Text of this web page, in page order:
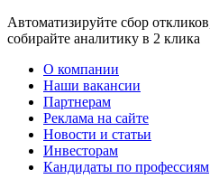
Автоматизируйте сбор
собирайте аналитику в 2 клика
О компании
Наши вакансии
Партнерам
Реклама на сайте
Новости и статьи
Инвесторам
Кандидаты по профессиям